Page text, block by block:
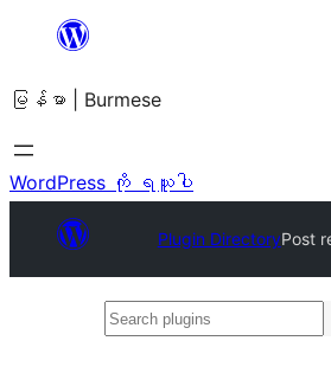
အကြောင်းအရာ
ကျော်သွား
ရန်
မြန်မာ | Burmese
WordPress ကို ရယူပါ
Plugin DirectoryPost
Search